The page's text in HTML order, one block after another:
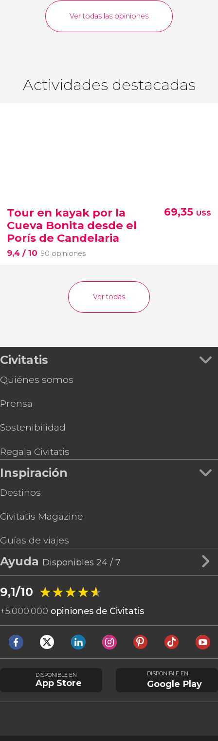
Ver todas las opiniones
Actividades destacadas
Tour en kayak por la
Cueva Bonita desde el
Porís de Candelaria
9,4 / 10 90 opiniones
69,35 US$
Ver todas
Civitatis
Quiénes somos
Prensa
Sostenibilidad
Regala Civitatis
Inspiración
Destinos
Civitatis Magazine
Guías de viajes
Ayuda Disponibles 24 / 7
9,1/10 ★★★★★
★★★★★
+5.000.000 opiniones de Civitatis
DISPONIBLE EN
App Store
DISPONIBLE EN
Google Play